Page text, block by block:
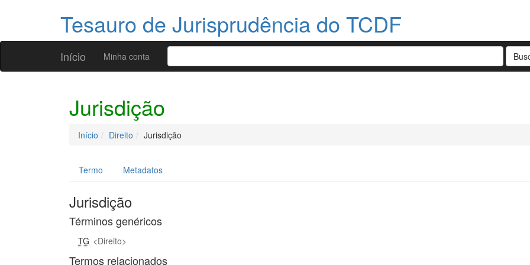
Tesauro de Jurisprudência do TCDF
Início Minha conta
Jurisdição
Início Direito Jurisdição
Termo Metadatos
Jurisdição
Términos genéricos
TG Direito
Termos relacionados